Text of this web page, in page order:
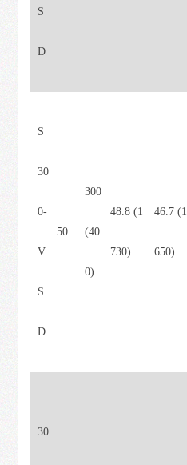
S
D
S
30
0-
V
S
D
50
300
(40
0)
48.8 (1
730)
46.7 (1
650)
30